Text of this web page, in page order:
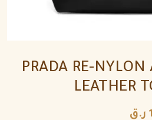
PRADA RE-
LEATHER
ر.ق